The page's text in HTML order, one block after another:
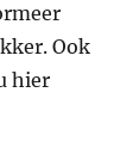
Ook
hier